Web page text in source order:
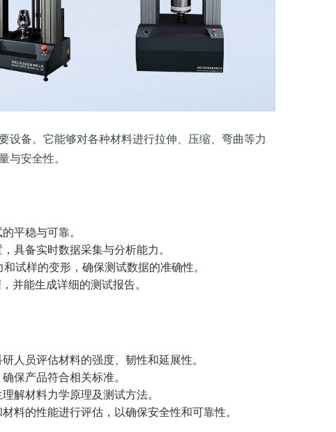
设备。它能够对各种材料进行拉伸、压缩、弯曲等力
与安全性。
平稳与可靠。
具备实时数据采集与分析能力。
试样的变形，确保测试数据的准确性。
并能生成详细的测试报告。
人员评估材料的强度、韧性和延展性。
保产品符合相关标准。
解材料力学原理及测试方法。
料的性能进行评估，以确保安全性和可靠性。